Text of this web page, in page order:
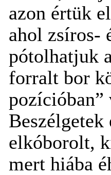
azon értük
ahol zsíros-
pótolhatjuk
forralt bor
elkóborolt,
mert hiába